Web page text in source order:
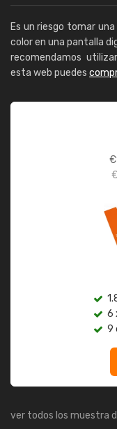
Es un riesgo tomar
color en una pantalla
recomendamos
esta web puedes
€
6
9
ver todos los muestra